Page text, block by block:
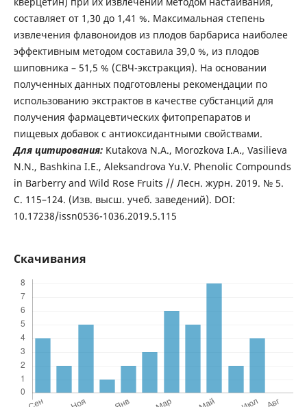
составляет от 1,30 до 1,41 %. Максимальная степень
извлечения флавоноидов из плодов барбариса наиболее
эффективным методом составила 39,0 %, из плодов
шиповника – 51,5 % (СВЧ-экстракция). На основании
полученных данных подготовлены рекомендации по
использованию экстрактов в качестве субстанций для
получения фармацевтических фитопрепаратов и
пищевых добавок с антиоксидантными свойствами.
Для цитирования:Kutakova N.A., Morozkova I.A., Vasilieva
N.N., Bashkina I.E., Aleksandrova Yu.V. Phenolic Compounds
in Barberry and Wild Rose Fruits // Лесн. журн. 2019. № 5.
С. 115–124. (Изв. высш. учеб. заведений). DOI:
10.17238/issn0536-1036.2019.5.115
Скачивания